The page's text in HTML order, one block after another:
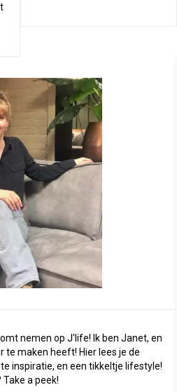
nemen op J'life! Ik ben Janet, en
te maken heeft! Hier lees je de
inspiratie, en een tikkeltje lifestyle!
Take a peek!